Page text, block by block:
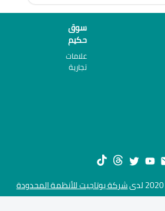
سوق
حكيم
علامات
تجارية
شركة يوتاجيت للأنظمة المحدودة